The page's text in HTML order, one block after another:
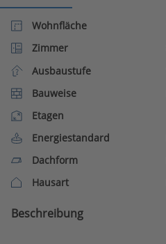
Wohnfläche
Zimmer
Ausbaustufe
Bauweise
Etagen
Energiestandard
Dachform
Hausart
Beschreibung